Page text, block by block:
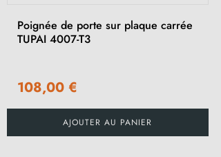
Poignée de porte sur plaque carrée
TUPAI 4007-T3
108,00 €
AJOUTER AU PANIER